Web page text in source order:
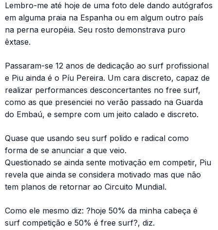
Lembro-me até hoje de uma foto dele dando autógrafos
em alguma praia na Espanha ou em algum outro país
na perna européia. Seu rosto demonstrava puro
êxtase.
Passaram-se 12 anos de dedicação ao surf profissional
e Piu ainda é o Píu Pereira. Um cara discreto, capaz de
realizar performances desconcertantes no free surf,
como as que presenciei no verão passado na Guarda
do Embaú, e sempre com um jeito calado e discreto.
Quase que usando seu surf polido e radical como
forma de se anunciar a que veio.
Questionado se ainda sente motivação em competir, Piu
revela que ainda se considera motivado mas que não
tem planos de retornar ao Circuito Mundial.
Como ele mesmo diz: ?hoje 50% da minha cabeça é
surf competição e 50% é free surf?, diz.